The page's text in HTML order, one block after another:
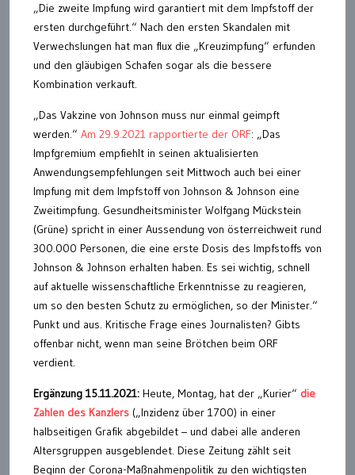
„Die zweite Impfung wird garantiert mit dem Impfstoff der
ersten durchgeführt.“ Nach den ersten Skandalen mit
Verwechslungen hat man flux die „Kreuzimpfung“ erfunden
und den gläubigen Schafen sogar als die bessere
Kombination verkauft.
„Das Vakzine von Johnson muss nur einmal geimpft
werden.“ Am 29.9.2021 rapportierte der ORF: „Das
Impfgremium empfiehlt in seinen aktualisierten
Anwendungsempfehlungen seit Mittwoch auch bei einer
Impfung mit dem Impfstoff von Johnson & Johnson eine
Zweitimpfung. Gesundheitsminister Wolfgang Mückstein
(Grüne) spricht in einer Aussendung von österreichweit rund
300.000 Personen, die eine erste Dosis des Impfstoffs von
Johnson & Johnson erhalten haben. Es sei wichtig, schnell
auf aktuelle wissenschaftliche Erkenntnisse zu reagieren,
um so den besten Schutz zu ermöglichen, so der Minister.“
Punkt und aus. Kritische Frage eines Journalisten? Gibts
offenbar nicht, wenn man seine Brötchen beim ORF
verdient.
Ergänzung 15.11.2021: Heute, Montag, hat der „Kurier“ die
Zahlen des Kanzlers („Inzidenz über 1700) in einer
halbseitigen Grafik abgebildet – und dabei alle anderen
Altersgruppen ausgeblendet. Diese Zeitung zählt seit
Beginn der Corona-Maßnahmenpolitik zu den wichtigsten